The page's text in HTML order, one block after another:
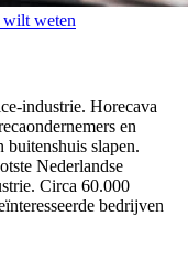
wilt weten
industrie. Horecava
en
buitenshuis slapen.
Nederlandse
Circa 60.000
bedrijven